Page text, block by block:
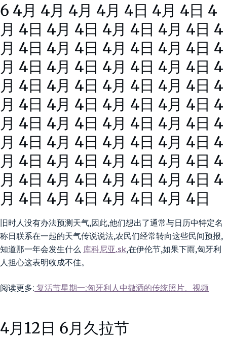
6 4月 4月 4月 4月 4日 4月 4日 4
月 4日 4月 4日 4月 4日 4月 4日 4
月 4日 4月 4日 4月 4日 4月 4日 4
月 4日 4月 4日 4月 4日 4月 4日 4
月 4日 4月 4日 4月 4日 4月 4日 4
月 4日 4月 4日 4月 4日 4月 4日 4
月 4日 4月 4日 4月 4日 4月 4日 4
月 4日 4月 4日 4月 4日 4月 4日 4
月 4日 4月 4日 4月 4日 4月 4日 4
月 4日 4月 4日 4月 4日 4月 4日 4
月 4日 4月 4日 4月 4日 4月 4日
旧时人没有办法预测天气,因此,他们想出了通常与日历中特定名
称日联系在一起的天气传说说法,农民们经常转向这些民间预报,
知道那一年会发生什么 库科尼亚.sk,在伊伦节,如果下雨,匈牙利
人担心这表明收成不佳。
阅读更多: 复活节星期一:匈牙利人中撒洒的传统照片、视频
4月12日 6月久拉节